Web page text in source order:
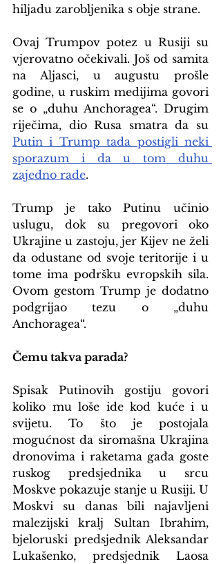
hiljadu zarobljenika s obje strane.
Ovaj Trumpov potez u Rusiji su
vjerovatno očekivali. Još od samita
na Aljasci, u augustu prošle
godine, u ruskim medijima govori
se o „duhu Anchoragea“. Drugim
Putin i Trump tada postigli neki
sporazum i da u tom duhu
zajedno rade.
Trump je tako Putinu učinio
uslugu, dok su pregovori oko
Ukrajine u zastoju, jer Kijev ne želi
da odustane od svoje teritorije i u
tome ima podršku evropskih sila.
Ovom gestom Trump je dodatno
podgrijao tezu o „duhu
Anchoragea“.
Čemu takva parada?
Spisak Putinovih gostiju govori
koliko mu loše ide kod kuće i u
svijetu. To što je postojala
mogućnost da siromašna Ukrajina
dronovima i raketama gađa goste
ruskog predsjednika u srcu
Moskve pokazuje stanje u Rusiji. U
Moskvi su danas bili najavljeni
malezijski kralj Sultan Ibrahim,
bjeloruski predsjednik Aleksandar
Lukašenko, predsjednik Laosa